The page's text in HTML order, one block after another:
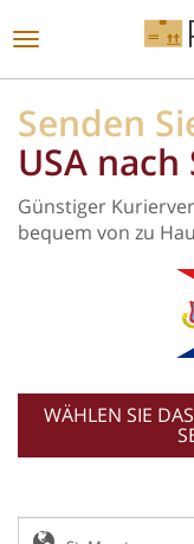
ALLE
Toggle
Senden
USA
Günstiger
bequem von zu
WÄHLEN SIE